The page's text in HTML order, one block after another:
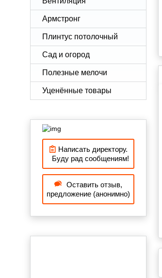
Армстронг
Плинтус потолочный
Сад и огород
Полезные мелочи
Уценённые товары
Написать директору.
Буду рад сообщениям!
Оставить отзыв,
предложение (анонимно)